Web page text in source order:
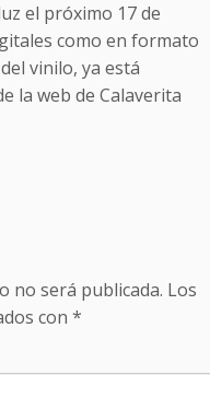
el próximo 17 de
como en formato
vinilo, ya está
la web de Calaverita
no será publicada. Los
con *